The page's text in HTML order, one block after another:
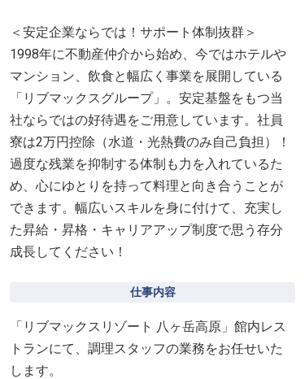
＜安定企業ならでは！サポート体制抜群＞
1998年に不動産仲介から始め、今ではホテルや
マンション、飲食と幅広く事業を展開している
「リブマックスグループ」。安定基盤をもつ当
社ならではの好待遇をご用意しています。社員
寮は2万円控除（水道・光熱費のみ自己負担）！
過度な残業を抑制する体制も力を入れているた
め、心にゆとりを持って料理と向き合うことが
できます。幅広いスキルを身に付けて、充実し
た昇給・昇格・キャリアアップ制度で思う存分
成長してください！
仕事内容
「リブマックスリゾート 八ヶ岳高原」館内レス
トランにて、調理スタッフの業務をお任せいた
します。